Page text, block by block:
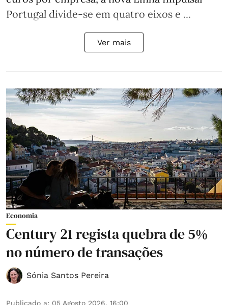
Portugal divide-se em quatro eixos e ...
Ver mais
Economia
Century 21 regista quebra de 5%
no número de transações
Sónia Santos Pereira
Publicado a: 05 Agosto 2026, 16:00